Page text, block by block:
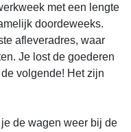
met een lengte
doordeweeks.
afleveradres, waar
Je lost de goederen
volgende! Het zijn
de wagen weer bij de